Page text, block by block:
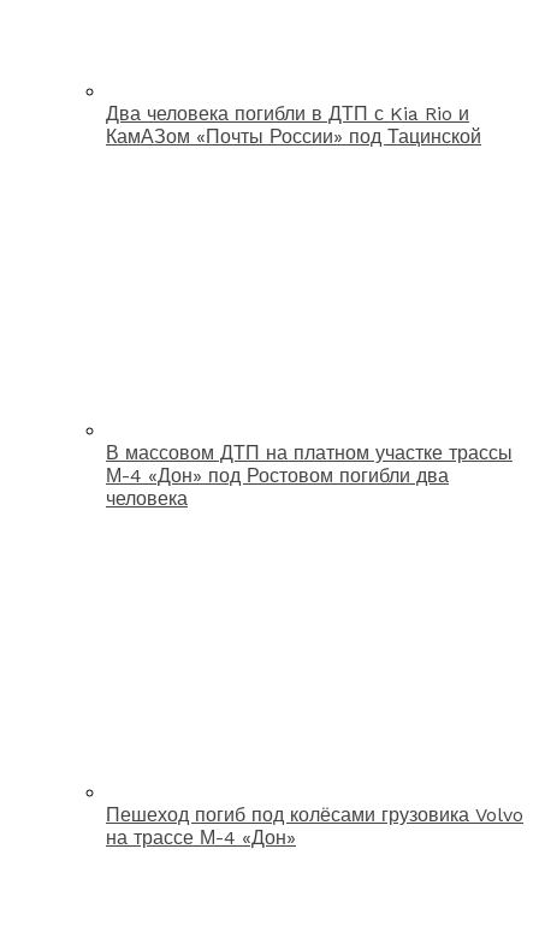
Два человека погибли в ДТП с Kia Rio и
КамАЗом «Почты России» под Тацинской
В массовом ДТП на платном участке трассы
М-4 «Дон» под Ростовом погибли два
человека
Пешеход погиб под колёсами грузовика Volvo
на трассе М-4 «Дон»